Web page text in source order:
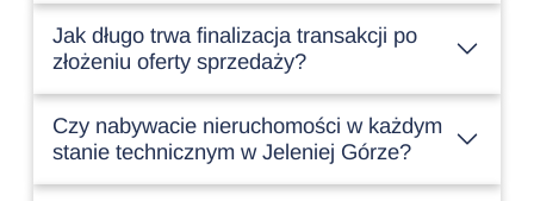
Jak długo trwa finalizacja transakcji po
złożeniu oferty sprzedaży?
Czy nabywacie nieruchomości w każdym
stanie technicznym w Jeleniej Górze?